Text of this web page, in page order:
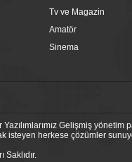
Tv ve Magazin
Amatör
Sinema
Gelişmiş
isteyen herkese çözümler
Saklıdır.